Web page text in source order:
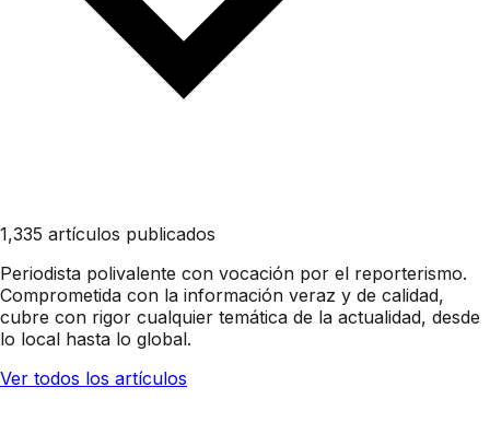
1,335 artículos publicados
Periodista polivalente con vocación por el reporterismo.
Comprometida con la información veraz y de calidad,
cubre con rigor cualquier temática de la actualidad, desde
lo local hasta lo global.
Ver todos los artículos